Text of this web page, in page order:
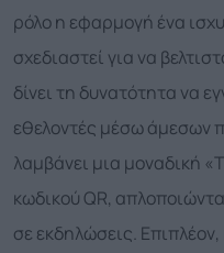
ρόλο η εφαρμογή ένα
σχεδιαστεί για να
δίνει τη δυνατότητα να
εθελοντές μέσω άμεσων
λαμβάνει μια μοναδική
κωδικού QR,
σε εκδηλώσεις.